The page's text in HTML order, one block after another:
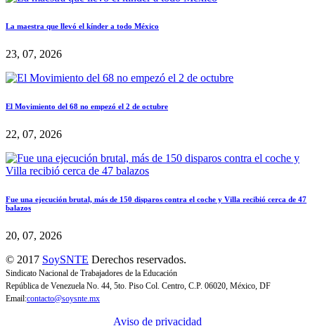
La maestra que llevó el kínder a todo México
23, 07, 2026
El Movimiento del 68 no empezó el 2 de octubre
22, 07, 2026
Fue una ejecución brutal, más de 150 disparos contra el coche y Villa recibió cerca de 47
balazos
20, 07, 2026
© 2017 SoySNTE Derechos reservados.
Sindicato Nacional de Trabajadores de la Educación
República de Venezuela No. 44, 5to. Piso Col. Centro, C.P. 06020, México, DF
Email:contacto@soysnte.mx
Aviso de privacidad